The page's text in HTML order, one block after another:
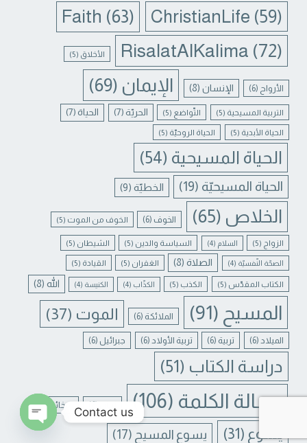
ChristianLife (59)
Faith (63)
RisalatAlKalima (72) الأخلاق (5)
الأرواح (6) الإنسان(8) الإيمان (69)
التربية المسيحية (5) التّواضع (5) الحريّة (7) الحياة (7)
الحياة الأبدية (5) الحياة الروحيّة (5)
الحياة المسيحية (54)
الحياة المسيحيّة (19) الخطيّة (9)
الخلاص (65) الخوف (6) الخوف من الموت (5)
الزواج (5) السلام (4) السياسة والدين (5) الشيطان (5)
الصحّة النّفسيّة (4) الصلاة(8) الغفران (5) القيادة (5)
الكتاب المقدّس (5) الكذب (5) الكذّاب (4) الكنيسة (4) الله (8)
المسيح (91) الملائكة (6) الموت (37)
الميلاد (6) تربية (6) تربية الأولاد (6) جبرائيل (6)
دراسة الكتاب (51)
رسالة الكلمة (106)
(6) ميخائيل(6)
يسوع (31) يسوع المسيح (17)
Contact us